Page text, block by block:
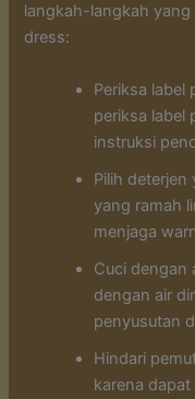
langkah-langkah
dress:
Periksa label
periksa label
instruksi
Pilih deterjen
yang ramah
menjaga
Cuci dengan
dengan air
penyusutan
Hindari
karena